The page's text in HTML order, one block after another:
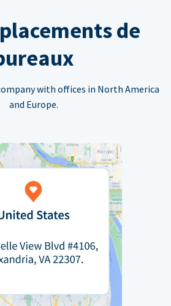
de
with offices in North America
and Europe.